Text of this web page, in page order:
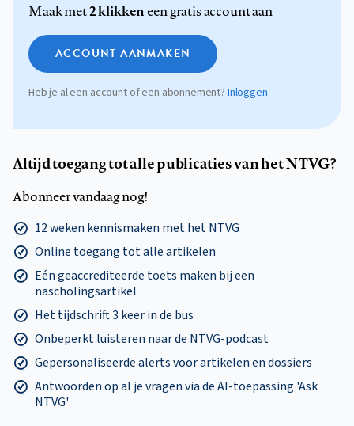
Maak met2 klikkeneen gratis account aan
ACCOUNT AANMAKEN
Heb je al een account of een abonnement? Inloggen
Altijd toegang tot alle publicaties van het NTVG?
Abonneer vandaag nog!
12 weken kennismaken met het NTVG
Online toegang tot alle artikelen
Eén geaccrediteerde toets maken bij een
nascholingsartikel
Het tijdschrift 3 keer in de bus
Onbeperkt luisteren naar de NTVG-podcast
Gepersonaliseerde alerts voor artikelen en dossiers
Antwoorden op al je vragen via de AI-toepassing 'Ask
NTVG'